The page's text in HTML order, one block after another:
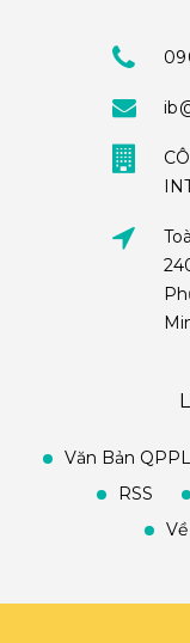
Văn Bản
RSS